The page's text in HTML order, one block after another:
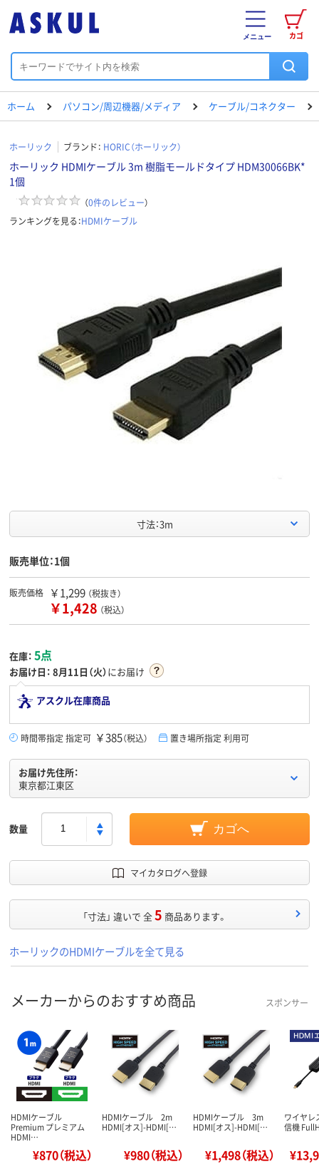
カゴ
メニュー
ホーム パソコン/周辺機器/メディア ケーブル/コネクター
ホーリック ブランド： HORIC（ホーリック）
ホーリック HDMIケーブル 3m 樹脂モールドタイプ HDM30066BK*
1個
（0件のレビュー）
ランキングを見る：HDMIケーブル
寸法：3m
販売単位：1個
販売価格 ￥1,299 （税抜き）
￥1,428 （税込）
在庫： 5点
お届け日： 8月11日（火）にお届け
アスクル在庫商品
時間帯指定 指定可 ￥385（税込） 置き場所指定 利用可
お届け先住所：
東京都江東区
数量 カゴへ
マイカタログへ登録
「寸法」 違いで 全5 商品あります。
ホーリックのHDMIケーブルを全て見る
メーカーからのおすすめ商品 スポンサー
HDMIケーブル
Premium プレミアム
HDMI…
¥870（税込）
HDMIケーブル 2m
HDMI[オス]-HDMI[…
¥980（税込）
HDMIケーブル 3m
HDMI[オス]-HDMI[…
¥1,498（税込）
ワイヤレ
信機